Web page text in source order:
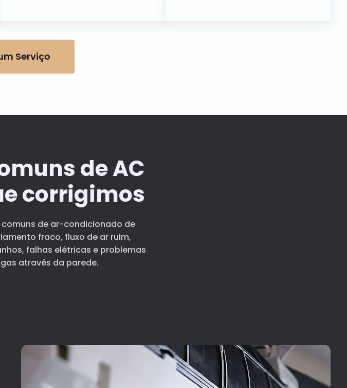
Serviço
de AC
corrigimos
de ar-condicionado de
fraco, fluxo de ar ruim,
falhas elétricas e problemas
através da parede.